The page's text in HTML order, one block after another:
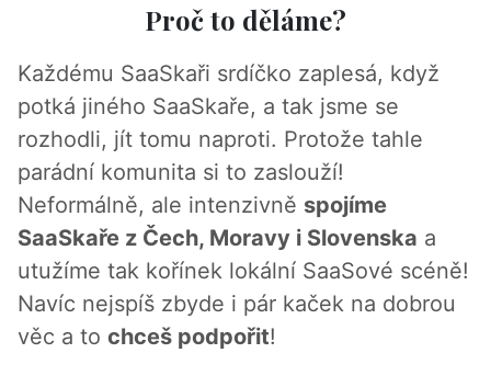
Proč to děláme?
Každému SaaSkaři srdíčko zaplesá, když
potká jiného SaaSkaře, a tak jsme se
rozhodli, jít tomu naproti. Protože tahle
parádní komunita si to zaslouží!
Neformálně, ale intenzivně spojíme
SaaSkaře z Čech, Moravy i Slovenska a
utužíme tak kořínek lokální SaaSové scéně!
Navíc nejspíš zbyde i pár kaček na dobrou
věc a to chceš podpořit!